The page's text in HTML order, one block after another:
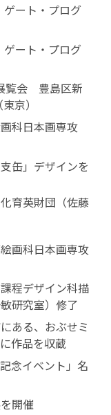
ート・プログ
ート・プログ
覧会 豊島区新
京）
科日本画専攻
缶」デザインを
育英財団（佐藤
画科日本画専攻
程デザイン科描
研究室）修了
ある、おぶせミ
作品を収蔵
念イベント」名
開催